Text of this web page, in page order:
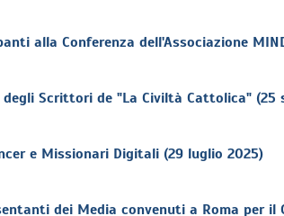
alla Conferenza dell'Associazione
degli Scrittori de "La Civiltà Cattolica" (25
e Missionari Digitali (29 luglio 2025)
dei Media convenuti a Roma per il